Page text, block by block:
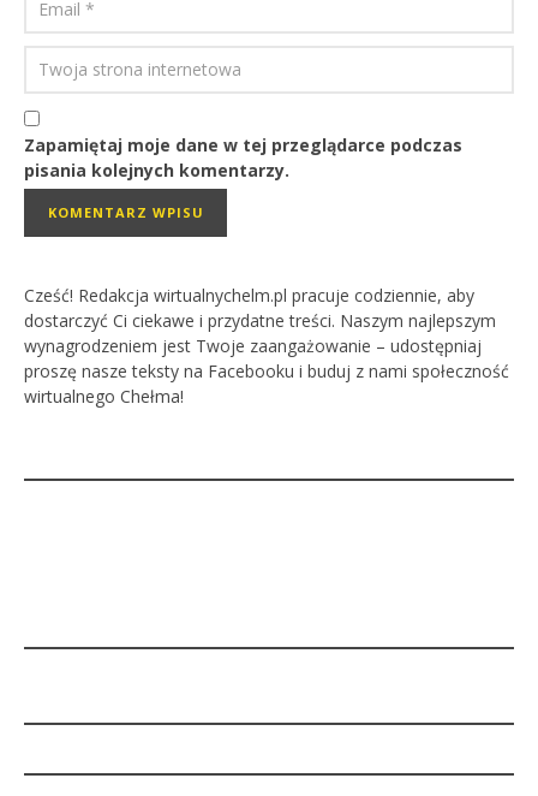
Zapamiętaj moje dane w tej przeglądarce podczas
pisania kolejnych komentarzy.
Cześć! Redakcja wirtualnychelm.pl pracuje codziennie, aby
dostarczyć Ci ciekawe i przydatne treści. Naszym najlepszym
wynagrodzeniem jest Twoje zaangażowanie – udostępniaj
proszę nasze teksty na Facebooku i buduj z nami społeczność
wirtualnego Chełma!